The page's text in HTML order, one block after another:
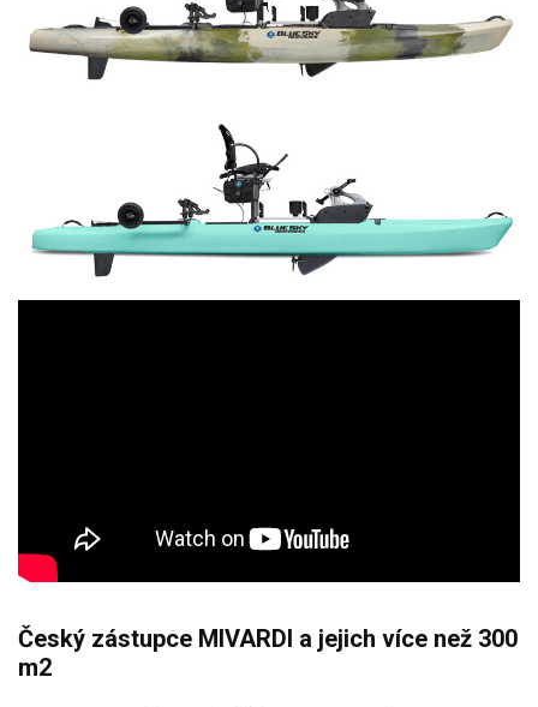
Český zástupce MIVARDI a jejich více než 300
m2